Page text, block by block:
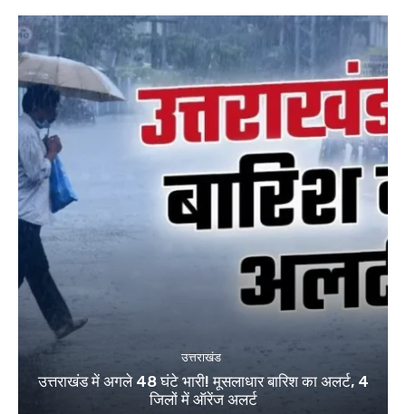
उत्तराखंड
उत्तराखंड में अगले 48 घंटे भारी! मूसलाधार बारिश का अलर्ट, 4
जिलों में ऑरेंज अलर्ट